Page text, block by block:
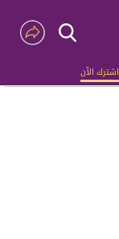
اشترك الآن